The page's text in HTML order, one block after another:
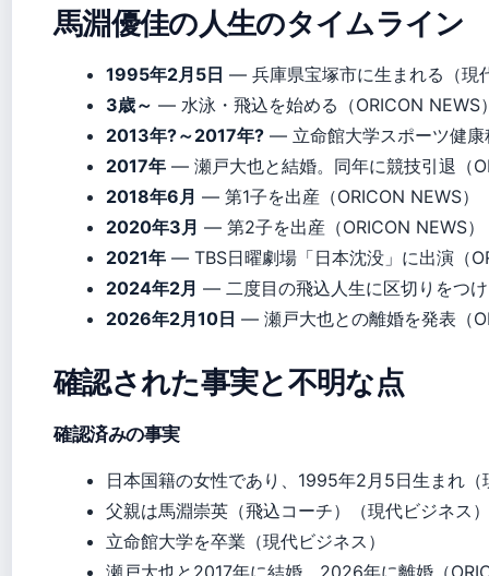
馬淵優佳の人生のタイムライン
1995年2月5日 — 兵庫県宝塚市に生まれる（現
3歳～ — 水泳・飛込を始める（ORICON NEWS
2013年?～2017年? — 立命館大学スポーツ健康
2017年 — 瀬戸大也と結婚。同年に競技引退（
2018年6月 — 第1子を出産（ORICON NEWS）
2020年3月 — 第2子を出産（ORICON NEWS）
2021年 — TBS日曜劇場「日本沈没」に出演（
2024年2月 — 二度目の飛込人生に区切りをつ
2026年2月10日 — 瀬戸大也との離婚を発表（
確認された事実と不明な点
確認済みの事実
日本国籍の女性であり、1995年2月5日生まれ（
父親は馬淵崇英（飛込コーチ）（現代ビジネス）
立命館大学を卒業（現代ビジネス）